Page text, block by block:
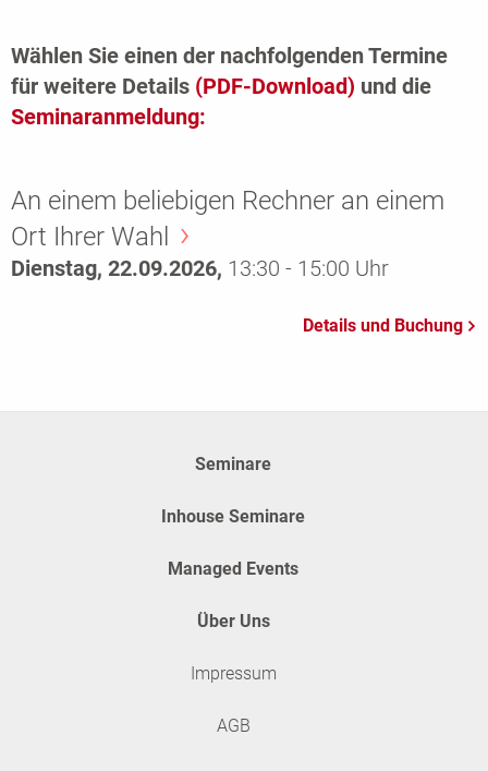
Wählen Sie einen der nachfolgenden Termine
für weitere Details (PDF-Download) und die
Seminaranmeldung:
An einem beliebigen Rechner an einem
Ort Ihrer Wahl
Dienstag, 22.09.2026, 13:30 - 15:00 Uhr
Seminare
Inhouse Seminare
Managed Events
Über Uns
Impressum
AGB